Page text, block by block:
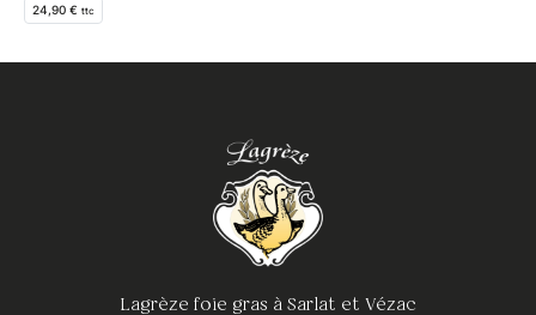
24,90 € ttc
Lagrèze foie gras à Sarlat et Vézac